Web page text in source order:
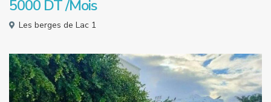
5000 DT/Mois
Les berges de Lac 1